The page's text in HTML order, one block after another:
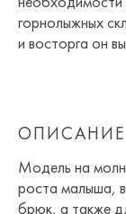
горнолыжных
и восторга он
ОПИСАНИЕ
Модель на
роста малыша,
брюк, а также